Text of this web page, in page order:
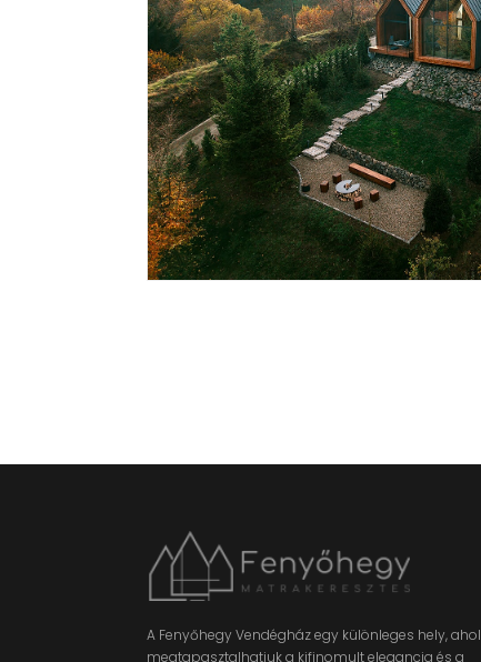
A Fenyőhegy Vendégház egy különleges hely, ahol
megtapasztalhatjuk a kifinomult elegancia és a